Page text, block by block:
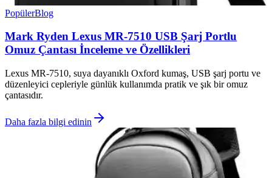
PopülerBlog
Mark Ryden Lexus MR-7510 USB Şarj Portlu
Omuz Çantası İnceleme ve Özellikleri
Lexus MR-7510, suya dayanıklı Oxford kumaş, USB şarj portu ve
düzenleyici cepleriyle günlük kullanımda pratik ve şık bir omuz
çantasıdır.
Daha fazla bilgi edinin